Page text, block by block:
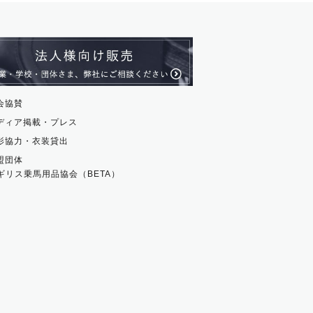
・ストラップ
協賛
ィア掲載・プレス
協力・衣装貸出
団体
リス乗馬用品協会（BETA）